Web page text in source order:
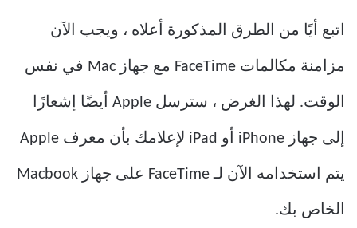
اتبع أيًا من الطرق المذكورة أعلاه ، ويجب الآن
مزامنة مكالمات FaceTime مع جهاز Mac في نفس
الوقت. لهذا الغرض ، سترسل Apple أيضًا إشعارًا
إلى جهاز iPhone أو iPad لإعلامك بأن معرف Apple
يتم استخدامه الآن لـ FaceTime على جهاز Macbook
الخاص بك.